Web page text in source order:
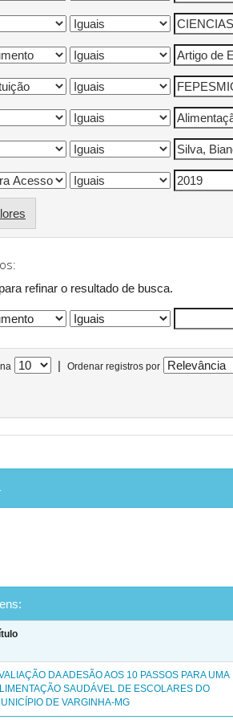
refinar o resultado de busca.
| Ordenar registros por
DA ADESÃO AOS 10 PASSOS PARA UMA
SAUDÁVEL DE ESCOLARES DO
DE VARGINHA-MG